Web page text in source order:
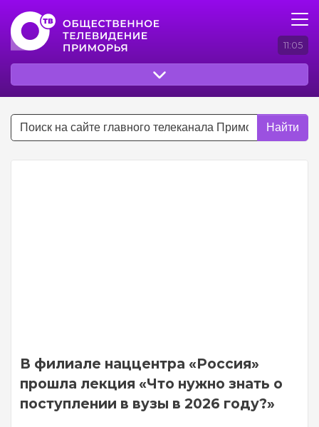
11:05
Найти
В филиале наццентра «Россия»
прошла лекция «Что нужно знать о
поступлении в вузы в 2026 году?»